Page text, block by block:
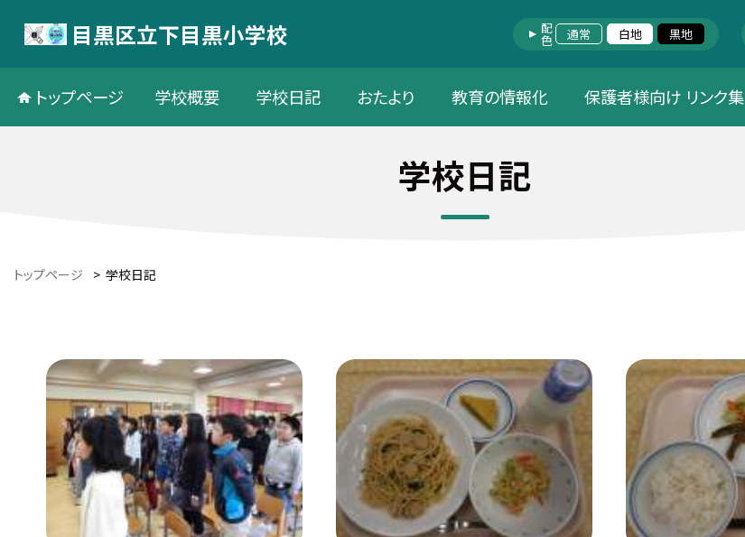
目黒区立下目黒小学校 配色 通常 白地 黒地
トップページ 学校概要 学校日記 おたより 教育の情報化 保護者様向け リンク集
学校日記
トップページ > 学校日記